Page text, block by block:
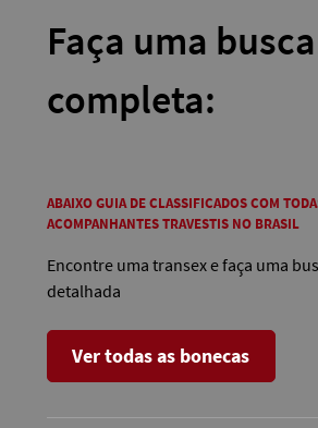
Faça uma busca
completa:
ABAIXO GUIA DE CLASSIFICADOS COM
ACOMPANHANTES TRAVESTIS NO BRASIL
Encontre uma transex e faça uma
detalhada
Ver todas as bonecas